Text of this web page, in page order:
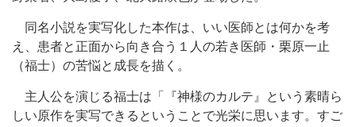
同名小説を実写化した本作は、いい医師とは何かを考
え、患者と正面から向き合う１人の若き医師・栗原一止
（福士）の苦悩と成長を描く。
主人公を演じる福士は「『神様のカルテ』という素晴ら
しい原作を実写できるということで光栄に思います。すご